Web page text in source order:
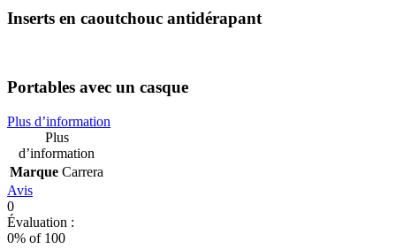
Inserts en caoutchouc antidérapant
Portables avec un casque
Plus d’information
Plus
d’information
Marque Carrera
Avis
0
Évaluation :
0% of 100